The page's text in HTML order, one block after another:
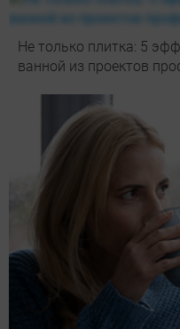
Не только плитка: 5
ванной из проектов